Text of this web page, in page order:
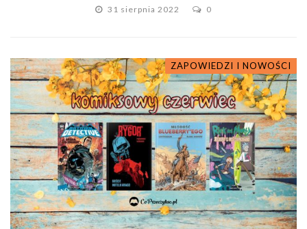
31 sierpnia 2022
0
ZAPOWIEDZI I NOWOŚCI